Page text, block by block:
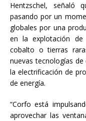
Hentzschel, señaló
pasando por un
globales por una
en la explotación
cobalto o tierras
nuevas tecnologías
la electrificación de
de energía.
“Corfo está
aprovechar las